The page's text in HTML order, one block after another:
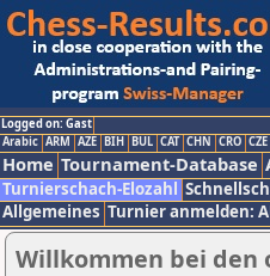
Logged on: Gast
Arabic ARM AZE BIH BUL CAT CHN CRO CZE
Home Tournament-Database
Turnierschach-Elozahl
Allgemeines Turnier anmelden:
Willkommen bei den